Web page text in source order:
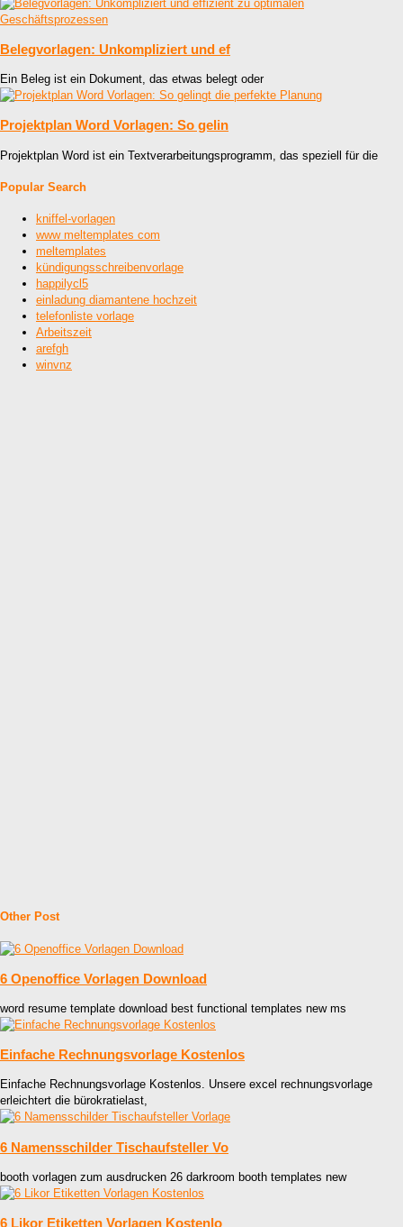
Belegvorlagen: Unkompliziert und ef
Ein Beleg ist ein Dokument, das etwas belegt oder
Projektplan Word Vorlagen: So gelin
Projektplan Word ist ein Textverarbeitungsprogramm, das speziell für die
Popular Search
kniffel-vorlagen
www meltemplates com
meltemplates
kündigungsschreibenvorlage
happilycl5
einladung diamantene hochzeit
telefonliste vorlage
Arbeitszeit
arefgh
winvnz
Other Post
6 Openoffice Vorlagen Download
word resume template download best functional templates new ms
Einfache Rechnungsvorlage Kostenlos
Einfache Rechnungsvorlage Kostenlos. Unsere excel rechnungsvorlage
erleichtert die bürokratielast,
6 Namensschilder Tischaufsteller Vo
booth vorlagen zum ausdrucken 26 darkroom booth templates new
6 Likor Etiketten Vorlagen Kostenlo